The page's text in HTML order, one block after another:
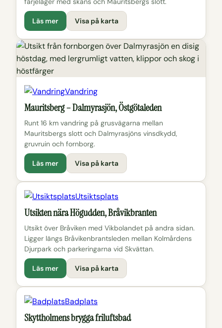
Läs mer Visa på karta
Vandring
Mauritsberg – Dalmyrasjön, Östgötaleden
Runt 16 km vandring på grusvägarna mellan
Mauritsbergs slott och Dalmyrasjöns vinsdkydd,
gruvruin och fornborg.
Läs mer Visa på karta
Utsiktsplats
Utsikten nära Högudden, Bråvikbranten
Utsikt över Bråviken med Vikbolandet på andra sidan.
Ligger längs Bråvikenbrantsleden mellan Kolmårdens
Djurpark och parkeringarna vid Skvättan.
Läs mer Visa på karta
Badplats
Skyttholmens brygga friluftsbad